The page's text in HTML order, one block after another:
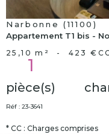
Narbonne (11100)
Appartement T1 bis -
25,10 m² - 423 €
1
pièce(s)
Réf : 23-3641
* CC : Charges comprises